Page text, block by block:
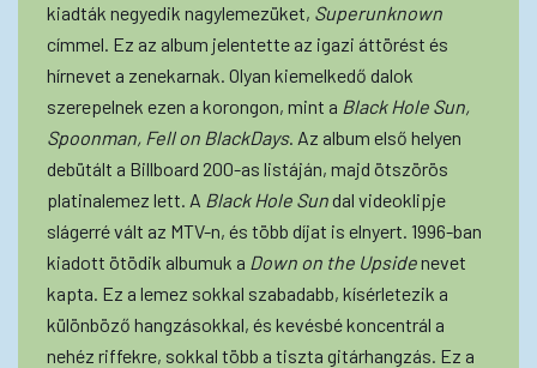
kiadták negyedik nagylemezüket, Superunknown
címmel. Ez az album jelentette az igazi áttörést és
hírnevet a zenekarnak. Olyan kiemelkedő dalok
szerepelnek ezen a korongon, mint a Black Hole Sun,
Spoonman, Fell on BlackDays. Az album első helyen
debütált a Billboard 200-as listáján, majd ötszörös
platinalemez lett. A Black Hole Sundal videoklipje
slágerré vált az MTV-n, és több díjat is elnyert. 1996-ban
kiadott ötödik albumuk a Down on the Upsidenevet
kapta. Ez a lemez sokkal szabadabb, kísérletezik a
különböző hangzásokkal, és kevésbé koncentrál a
nehéz riffekre, sokkal több a tiszta gitárhangzás. Ez a